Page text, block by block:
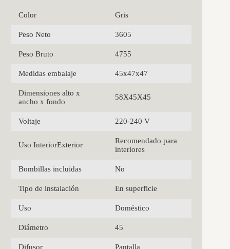
Color Gris
Peso Neto 3605
Peso Bruto 4755
Medidas embalaje 45x47x47
Dimensiones alto x
ancho x fondo
58X45X45
Voltaje 220-240 V
Uso InteriorExterior
Recomendado para
interiores
Bombillas incluidas No
Tipo de instalación En superficie
Uso Doméstico
Diámetro 45
Difusor Pantalla